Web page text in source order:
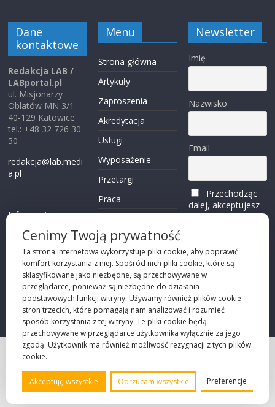
Dane
kontaktowe
Redakcja LAB /
LABportal.pl
ul. Misjonarzy
Oblatów MN 3/1
40-129 Katowice
tel.: +48 32 726 30
50
redakcja@lab.medi
a.pl
Informacje o
Przechodząc dalej,
akceptujeszpolity
kę prywatności
Menu
Strona główna
Artykuły
Zaproszenia
Akredytacja
Usługi
Wyposażenie
Przetargi
Praca
Kontakt
Newsletter
Imię
Nazwisko
Email
Przechodząc
dalej, akceptujesz
politykę
©2026 Robie Sp. z o.o.
Cenimy Twoją prywatność
Ta strona internetowa wykorzystuje pliki cookie, aby poprawić
komfort korzystania z niej. Spośród nich pliki cookie, które są
sklasyfikowane jako niezbędne, są przechowywane w
przeglądarce, ponieważ są niezbędne do działania
podstawowych funkcji witryny. Używamy również plików cookie
stron trzecich, które pomagają nam analizować i rozumieć
sposób korzystania z tej witryny. Te pliki cookie będą
przechowywane w przeglądarce użytkownika wyłącznie za jego
zgodą. Użytkownik ma również możliwość rezygnacji z tych plików
cookie.
Akceptuję wszystkie Odrzucam wszystkie Preferencje